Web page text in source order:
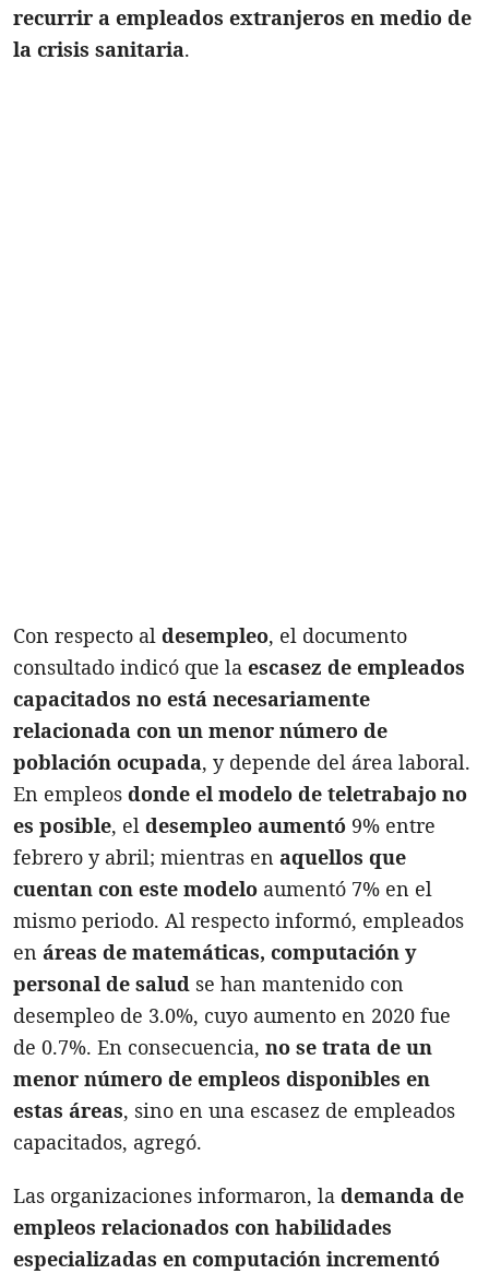
recurrir a empleados extranjeros en medio de
la crisis sanitaria.
Con respecto al desempleo, el documento
consultado indicó que la escasez de empleados
capacitados no está necesariamente
relacionada con un menor número de
población ocupada, y depende del área laboral.
En empleos donde el modelo de teletrabajo no
es posible, el desempleo aumentó 9% entre
febrero y abril; mientras en aquellos que
cuentan con este modelo aumentó 7% en el
mismo periodo. Al respecto informó, empleados
en áreas de matemáticas, computación y
personal de salud se han mantenido con
desempleo de 3.0%, cuyo aumento en 2020 fue
de 0.7%. En consecuencia, no se trata de un
menor número de empleos disponibles en
estas áreas, sino en una escasez de empleados
capacitados, agregó.
Las organizaciones informaron, la demanda de
empleos relacionados con habilidades
especializadas en computación incrementó